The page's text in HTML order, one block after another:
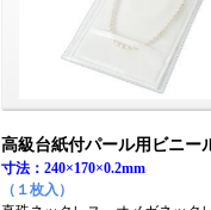
高級台紙付パール用ビニー
寸法：240×170×0.2mm
（１枚入）